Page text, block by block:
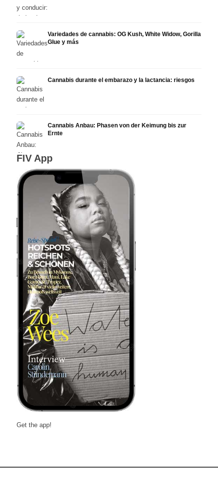
Variedades de cannabis: OG Kush, White Widow, Gorilla
Glue y más
Cannabis durante el embarazo y la lactancia: riesgos
Cannabis Anbau: Phasen von der Keimung bis zur
Ernte
FIV App
Get the app!